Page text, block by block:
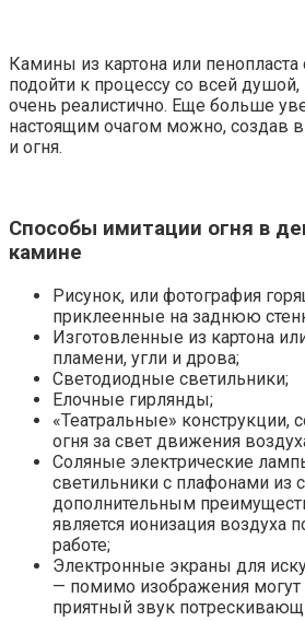
Камины из картона или
подойти к процессу со всей
очень реалистично. Еще больше
настоящим очагом можно, создав
и огня.
Способы имитации огня в
камине
Рисунок, или фотография
приклеенные на заднюю
Изготовленные из картона
пламени, угли и дрова;
Светодиодные светильники;
Елочные гирлянды;
«Театральные»
огня за свет движения
Соляные электрические
светильники с плафонами из
дополнительным
является ионизация воздуха
работе;
Электронные экраны для
— помимо изображения могут
приятный звук